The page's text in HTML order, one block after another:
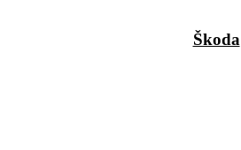
Škoda